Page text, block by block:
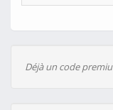
Déjà un code